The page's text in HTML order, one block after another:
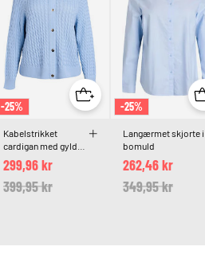
-25%
Kabelstrikket
cardigan med gyldne
knapper
Price reduced from
399,95 kr
299,96 kr
-25%
Langærmet skjorte i
bomuld
Price reduced
349,95 krto
262,46 kr